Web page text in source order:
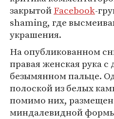
закрытойFacebook-
shaming, где
украшения.
На опубликованном
правая женская рука
безымянном пальце.
полоской из белых
помимо них,
миндалевидной